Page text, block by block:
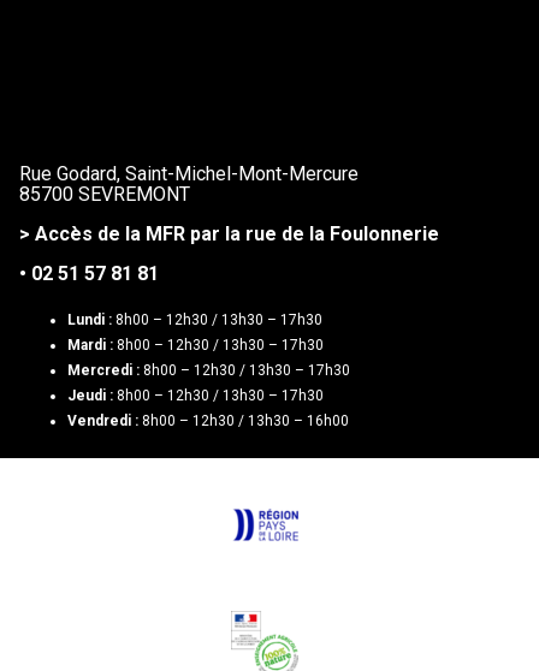
Rue Godard, Saint-Michel-Mont-Mercure
85700 SEVREMONT
> Accès de la MFR par la rue de la Foulonnerie
• 02 51 57 81 81
Lundi : 8h00 – 12h30 / 13h30 – 17h30
Mardi : 8h00 – 12h30 / 13h30 – 17h30
Mercredi : 8h00 – 12h30 / 13h30 – 17h30
Jeudi : 8h00 – 12h30 / 13h30 – 17h30
Vendredi : 8h00 – 12h30 / 13h30 – 16h00